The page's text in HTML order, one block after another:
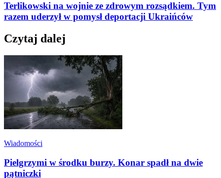
Terlikowski na wojnie ze zdrowym rozsądkiem. Tym
razem uderzył w pomysł deportacji Ukraińców
Czytaj dalej
Wiadomości
Pielgrzymi w środku burzy. Konar spadł na dwie
pątniczki